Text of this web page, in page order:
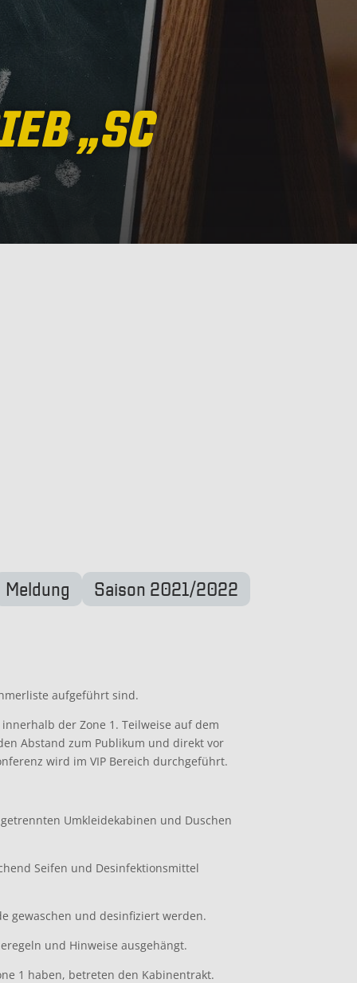
„SC
Meldung Saison 2021/2022
aufgeführt sind.
der Zone 1. Teilweise auf dem
Abstand zum Publikum und direkt vor
wird im VIP Bereich durchgeführt.
Umkleidekabinen und Duschen
Seifen und Desinfektionsmittel
gewaschen und desinfiziert werden.
und Hinweise ausgehängt.
1 haben, betreten den Kabinentrakt.